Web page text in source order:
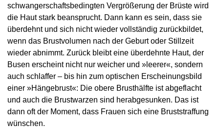
schwangerschaftsbedingten Vergrößerung der Brüste wird
die Haut stark beansprucht. Dann kann es sein, dass sie
überdehnt und sich nicht wieder vollständig zurückbildet,
wenn das Brustvolumen nach der Geburt oder Stillzeit
wieder abnimmt. Zurück bleibt eine überdehnte Haut, der
Busen erscheint nicht nur weicher und »leerer«, sondern
auch schlaffer – bis hin zum optischen Erscheinungsbild
einer »Hängebrust«: Die obere Brusthälfte ist abgeflacht
und auch die Brustwarzen sind herabgesunken. Das ist
dann oft der Moment, dass Frauen sich eine Bruststraffung
wünschen.